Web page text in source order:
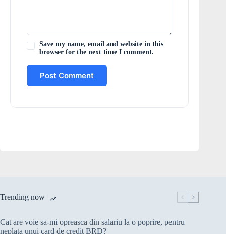
Save my name, email and website in this
browser for the next time I comment.
Post Comment
Trending now
Cat are voie sa-mi opreasca din salariu la o poprire, pentru
neplata unui card de credit BRD?